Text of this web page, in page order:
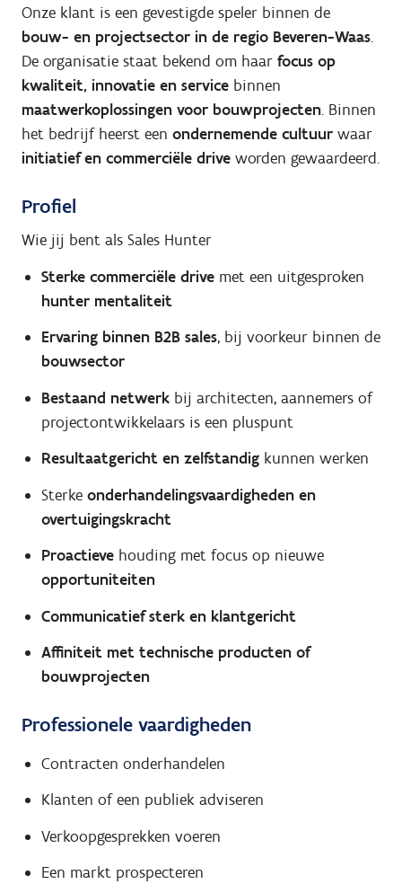
Onze klant is een gevestigde speler binnen de
bouw- en projectsector in de regio Beveren-Waas.
De organisatie staat bekend om haar focus op
kwaliteit, innovatie en service binnen
maatwerkoplossingen voor bouwprojecten. Binnen
het bedrijf heerst een ondernemende cultuur waar
initiatief en commerciële drive worden gewaardeerd.
Profiel
Wie jij bent als Sales Hunter
Sterke commerciële drive met een uitgesproken
hunter mentaliteit
Ervaring binnen B2B sales, bij voorkeur binnen de
bouwsector
Bestaand netwerkbij architecten, aannemers of
projectontwikkelaars is een pluspunt
Resultaatgericht en zelfstandigkunnen werken
Sterke onderhandelingsvaardigheden en
overtuigingskracht
Proactieve houding met focus op nieuwe
opportuniteiten
Communicatief sterk en klantgericht
Affiniteit met technische producten of
bouwprojecten
Professionele vaardigheden
Contracten onderhandelen
Klanten of een publiek adviseren
Verkoopgesprekken voeren
Een markt prospecteren